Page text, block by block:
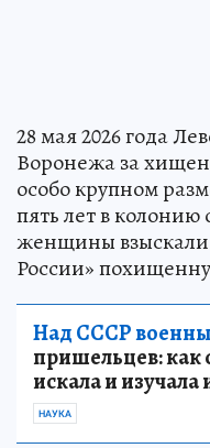
28 мая 2026 года
Воронежа за
особо крупном
пять лет в
женщины взыскали
России»
Над СССР
пришельцев: как
искала и
НАУКА